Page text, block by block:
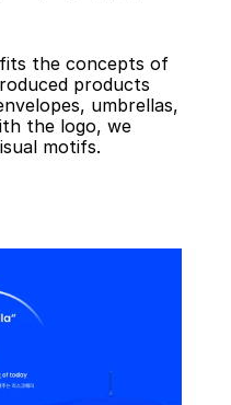
the concepts of
products
umbrellas,
the logo, we
motifs.